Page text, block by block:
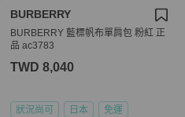
BURBERRY
BURBERRY 藍標帆布單肩包 粉紅 正
品 ac3783
TWD 8,040
狀況尚可 日本 免運